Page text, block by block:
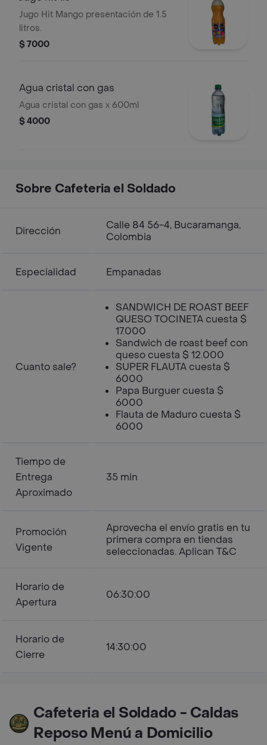
Jugo Hit Mango presentación de 1.5
litros.
$ 7000
Agua cristal con gas
Agua cristal con gas x 600ml
$ 4000
Sobre Cafeteria el Soldado
Dirección
Calle 84 56-4, Bucaramanga,
Colombia
Especialidad Empanadas
Cuanto sale?
SANDWICH DE ROAST BEEF
QUESO TOCINETA cuesta $
17.000
Sandwich de roast beef con
queso cuesta $ 12.000
SUPER FLAUTA cuesta $
6000
Papa Burguer cuesta $
6000
Flauta de Maduro cuesta $
6000
Tiempo de
Entrega
Aproximado
35 min
Promoción
Vigente
Aprovecha el envío gratis en tu
primera compra en tiendas
seleccionadas. Aplican T&C
Horario de
Apertura
06:30:00
Horario de
Cierre
14:30:00
Cafeteria el Soldado - Caldas
Reposo Menú a Domicilio